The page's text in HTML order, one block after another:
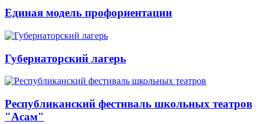
Единая модель профориентации
Губернаторский лагерь
Республиканский фестиваль школьных театров
"Асам"